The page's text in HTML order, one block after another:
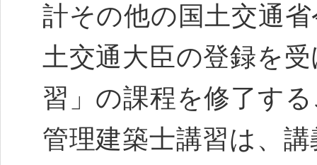
計その他の国土交通
土交通大臣の登録を
習」の課程を修了す
管理建築士講習は、